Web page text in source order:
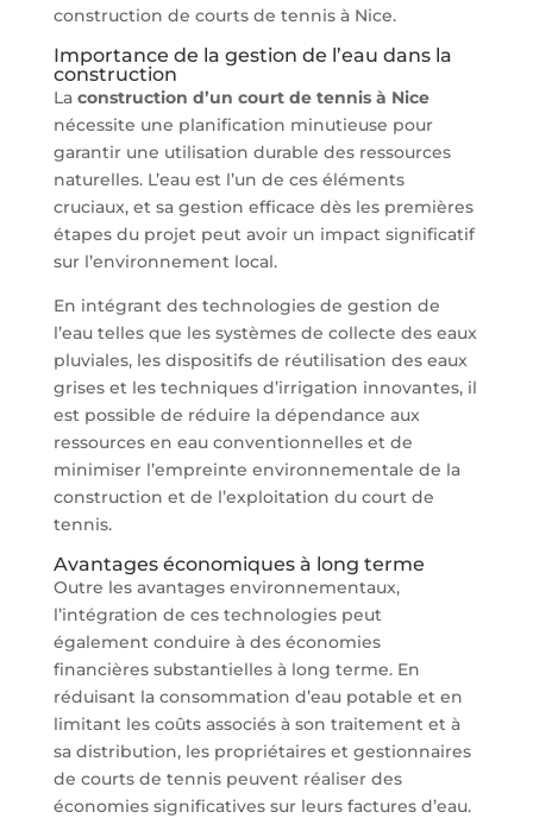
construction de courts de tennis à Nice.
Importance de la gestion de l’eau dans la
construction
La construction d’un court de tennis à Nice
nécessite une planification minutieuse pour
garantir une utilisation durable des ressources
naturelles. L’eau est l’un de ces éléments
cruciaux, et sa gestion efficace dès les premières
étapes du projet peut avoir un impact significatif
sur l’environnement local.
En intégrant des technologies de gestion de
l’eau telles que les systèmes de collecte des eaux
pluviales, les dispositifs de réutilisation des eaux
grises et les techniques d’irrigation innovantes, il
est possible de réduire la dépendance aux
ressources en eau conventionnelles et de
minimiser l’empreinte environnementale de la
construction et de l’exploitation du court de
tennis.
Avantages économiques à long terme
Outre les avantages environnementaux,
l’intégration de ces technologies peut
également conduire à des économies
financières substantielles à long terme. En
réduisant la consommation d’eau potable et en
limitant les coûts associés à son traitement et à
sa distribution, les propriétaires et gestionnaires
de courts de tennis peuvent réaliser des
économies significatives sur leurs factures d’eau.